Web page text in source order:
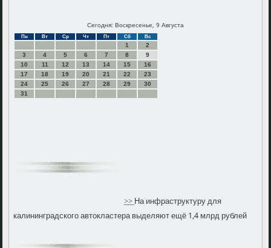
Сегодня: Воскресенье, 9 Августа
Пн Вт Ср Чт Пт Сб Вс
1
2
3
4 5 6 7 8
9
10
11 12 13 14 15
16
17
18 19 20 21 22
23
24
25 26 27 28 29
30
31
>>На инфраструктуру для
калининградского автокластера выделяют ещё 1,4 млрд рублей